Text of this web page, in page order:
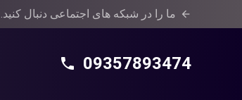
arrow_back ما را در شبکه های اجتماعی دنبال کنید.
09357893474
phone